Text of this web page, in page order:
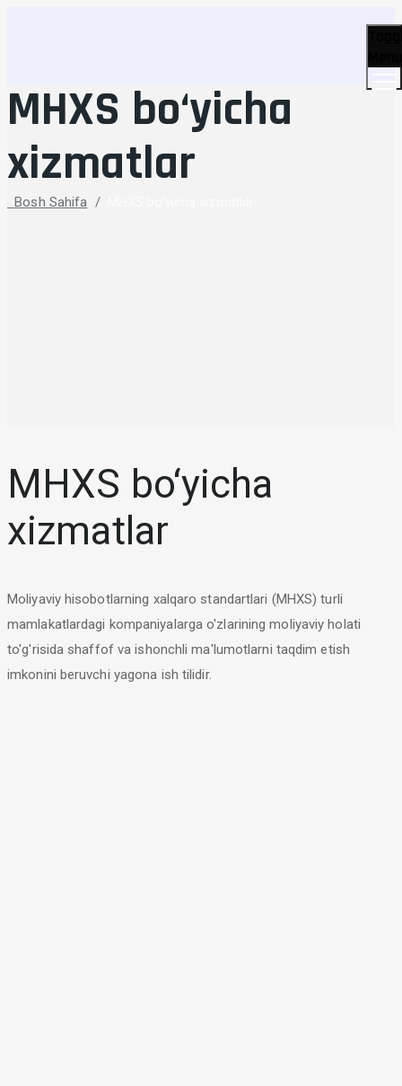
MHXS bo‘yicha
xizmatlar
Bosh Sahifa /
MHXS bo‘yicha
xizmatlar
Moliyaviy hisobotlarning xalqaro standartlari (MHXS) turli
mamlakatlardagi kompaniyalarga o'zlarining moliyaviy holati
to'g'risida shaffof va ishonchli ma'lumotlarni taqdim etish
imkonini beruvchi yagona ish tilidir.